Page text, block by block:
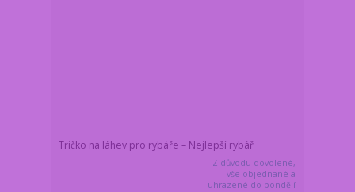
Tričko na láhev pro rybáře – Nejlepší rybář
Z důvodu dovolené,
vše objednané a
uhrazené do pondělí